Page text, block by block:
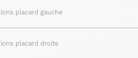
placard gauche
placard droite